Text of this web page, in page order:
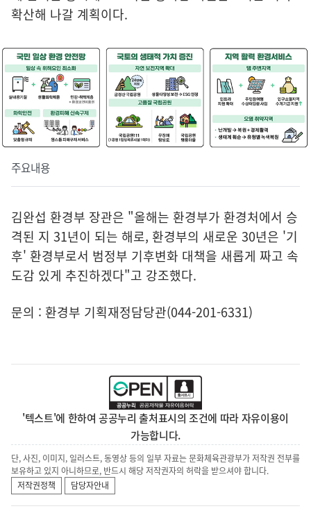
확산해 나갈 계획이다.
주요내용
김완섭 환경부 장관은 "올해는 환경부가 환경처에서 승
격된 지 31년이 되는 해로, 환경부의 새로운 30년은 '기
후' 환경부로서 범정부 기후변화 대책을 새롭게 짜고 속
도감 있게 추진하겠다"고 강조했다.
문의 : 환경부 기획재정담당관(044-201-6331)
'텍스트'에 한하여 공공누리 출처표시의 조건에 따라 자유이용이
가능합니다.
단, 사진, 이미지, 일러스트, 동영상 등의 일부 자료는 문화체육관광부가 저작권 전부를
보유하고 있지 아니하므로, 반드시 해당 저작권자의 허락을 받으셔야 합니다.
저작권정책
담당자안내